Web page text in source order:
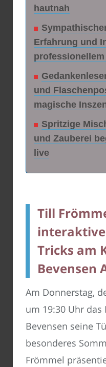
hautnah
Erfahrung und
und
magische
Spritzige
und Zauberei
live
Till
Tricks am
Bevensen
Am Donnerstag,
um 19:30 Uhr das
Bevensen seine
besonderes
Frömmel